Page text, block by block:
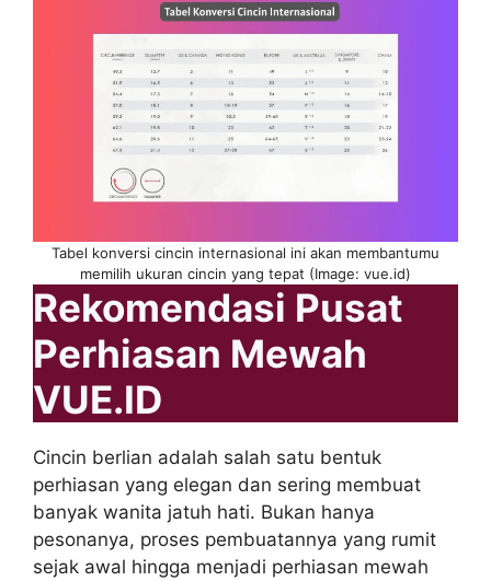
Tabel konversi cincin internasional ini akan membantumu
memilih ukuran cincin yang tepat (Image: vue.id)
Rekomendasi Pusat
Perhiasan Mewah
VUE.ID
Cincin berlian adalah salah satu bentuk
perhiasan yang elegan dan sering membuat
banyak wanita jatuh hati. Bukan hanya
pesonanya, proses pembuatannya yang rumit
sejak awal hingga menjadi perhiasan mewah